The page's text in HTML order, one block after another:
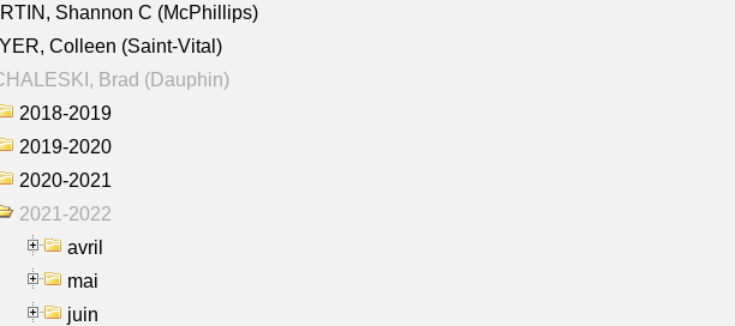
Shannon C (McPhillips)
Colleen (Saint-Vital)
Brad (Dauphin)
2018-2019
2019-2020
2020-2021
2021-2022
avril
mai
juin